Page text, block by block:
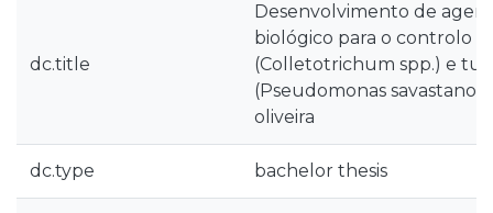
dc.title
Desenvolvimento de
biológico para o controlo
(Colletotrichum spp.) e
(Pseudomonas savastanoi
oliveira
dc.type bachelor thesis